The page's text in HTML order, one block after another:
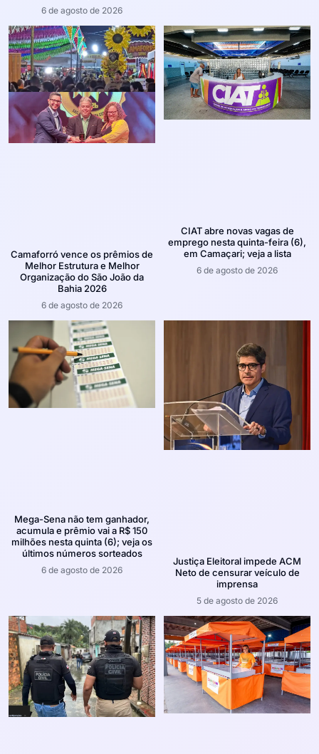
6 de agosto de 2026
Camaforró vence os prêmios de
Melhor Estrutura e Melhor
Organização do São João da
Bahia 2026
6 de agosto de 2026
CIAT abre novas vagas de
emprego nesta quinta-feira (6),
em Camaçari; veja a lista
6 de agosto de 2026
Mega-Sena não tem ganhador,
acumula e prêmio vai a R$ 150
milhões nesta quinta (6); veja os
últimos números sorteados
6 de agosto de 2026
Justiça Eleitoral impede ACM
Neto de censurar veículo de
imprensa
5 de agosto de 2026